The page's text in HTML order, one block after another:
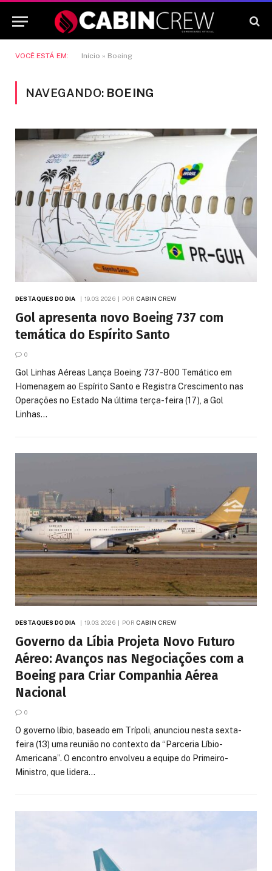
VOCÊ ESTÁ EM: Início » Boeing
NAVEGANDO: BOEING
DESTAQUES DO DIA 19.03.2026 POR CABIN CREW
Gol apresenta novo Boeing 737 com
temática do Espírito Santo
0
Gol Linhas Aéreas Lança Boeing 737-800 Temático em
Homenagem ao Espírito Santo e Registra Crescimento nas
Operações no Estado Na última terça-feira (17), a Gol
Linhas…
DESTAQUES DO DIA 19.03.2026 POR CABIN CREW
Governo da Líbia Projeta Novo Futuro
Aéreo: Avanços nas Negociações com a
Boeing para Criar Companhia Aérea
Nacional
0
O governo líbio, baseado em Trípoli, anunciou nesta sexta-
feira (13) uma reunião no contexto da “Parceria Líbio-
Americana”. O encontro envolveu a equipe do Primeiro-
Ministro, que lidera…